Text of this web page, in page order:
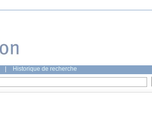
Historique de recherche